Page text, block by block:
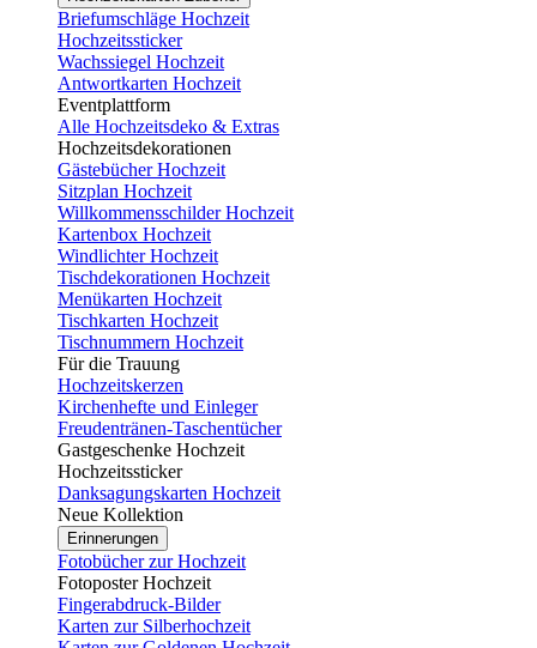
Briefumschläge Hochzeit
Hochzeitssticker
Wachssiegel Hochzeit
Antwortkarten Hochzeit
Eventplattform
Alle Hochzeitsdeko & Extras
Hochzeitsdekorationen
Gästebücher Hochzeit
Sitzplan Hochzeit
Willkommensschilder Hochzeit
Kartenbox Hochzeit
Windlichter Hochzeit
Tischdekorationen Hochzeit
Menükarten Hochzeit
Tischkarten Hochzeit
Tischnummern Hochzeit
Für die Trauung
Hochzeitskerzen
Kirchenhefte und Einleger
Freudentränen-Taschentücher
Gastgeschenke Hochzeit
Hochzeitssticker
Danksagungskarten Hochzeit
Neue Kollektion
Erinnerungen
Fotobücher zur Hochzeit
Fotoposter Hochzeit
Fingerabdruck-Bilder
Karten zur Silberhochzeit